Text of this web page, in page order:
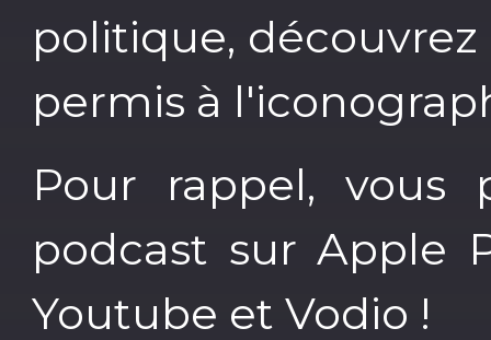
politique,
permis à
Pour rappel, vous
podcast sur Apple
Youtube et Vodio !